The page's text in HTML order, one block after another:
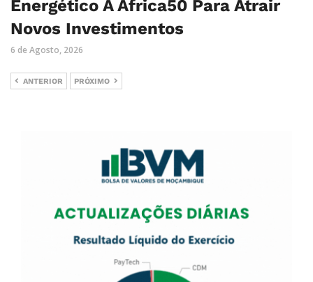
Energético À Africa50 Para Atrair
Novos Investimentos
6 de Agosto, 2026
ANTERIOR PRÓXIMO